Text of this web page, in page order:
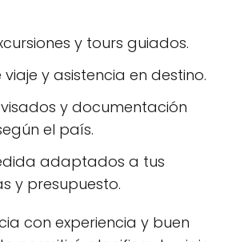
y tours guiados.
y asistencia en destino.
y documentación
el país.
adaptados a tus
y presupuesto.
con experiencia y buen